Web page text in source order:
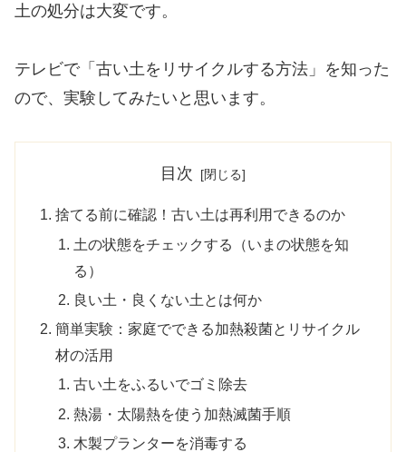
土の処分は大変です。
テレビで「古い土をリサイクルする方法」を知った
ので、実験してみたいと思います。
目次
捨てる前に確認！古い土は再利用できるのか
土の状態をチェックする（いまの状態を知
る）
良い土・良くない土とは何か
簡単実験：家庭でできる加熱殺菌とリサイクル
材の活用
古い土をふるいでゴミ除去
熱湯・太陽熱を使う加熱滅菌手順
木製プランターを消毒する